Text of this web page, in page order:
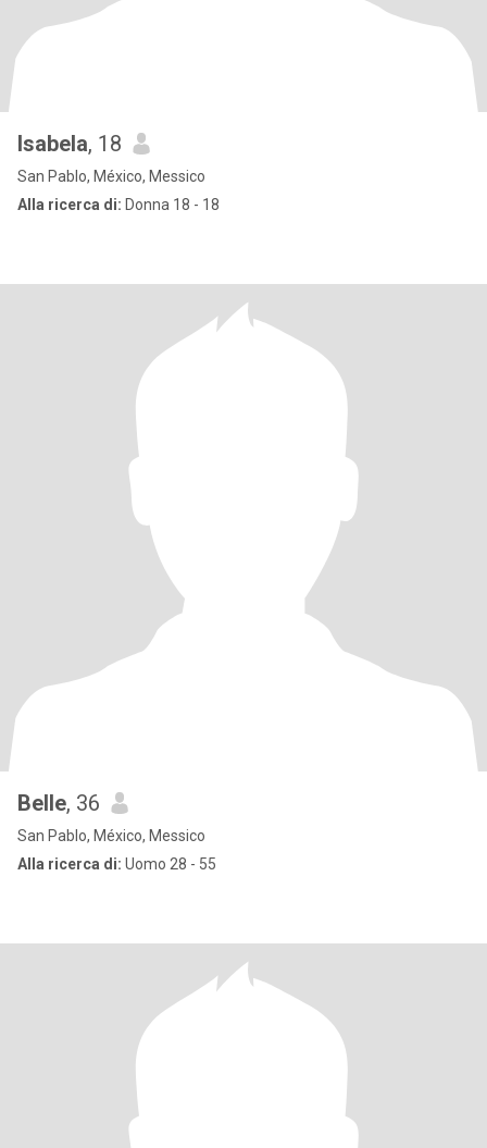
Isabela, 18
San Pablo, México, Messico
Alla ricerca di: Donna 18 - 18
Belle, 36
San Pablo, México, Messico
Alla ricerca di: Uomo 28 - 55